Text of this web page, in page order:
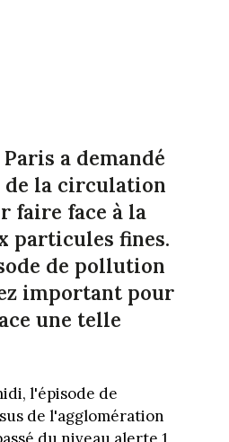
a demandé
la circulation
faire face à la
particules fines.
de pollution
important pour
une telle
l'épisode de
de l'agglomération
du niveau alerte 1